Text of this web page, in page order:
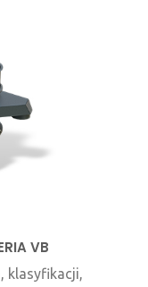
VB
klasyfikacji,